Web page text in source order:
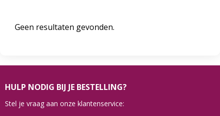
Geen resultaten gevonden.
HULP NODIG BIJ JE BESTELLING?
Stel je vraag aan onze klantenservice: